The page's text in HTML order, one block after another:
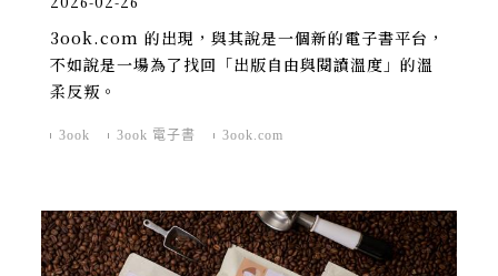
驗
3ook.com 的出現，與其說是一個新的電子書平台，
不如說是一場為了找回「出版自由與閱讀溫度」的溫
柔反叛。
3ook 3ook 電子書 3ook.com